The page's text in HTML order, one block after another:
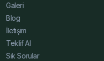
Galeri
Blog
İletişim
Teklif Al
Sık Sorular